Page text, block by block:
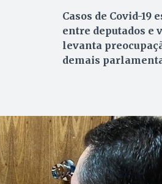
Casos de Covid-19
entre deputados e
levanta
demais